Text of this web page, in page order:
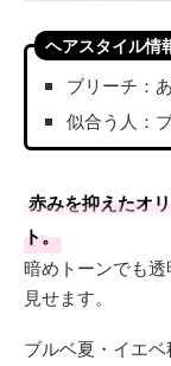
ヘアスタイル情
ブリーチ：
似合う人：
赤みを抑えたオ
ト。
暗めトーンでも
見せます。
ブルベ夏・イエベ